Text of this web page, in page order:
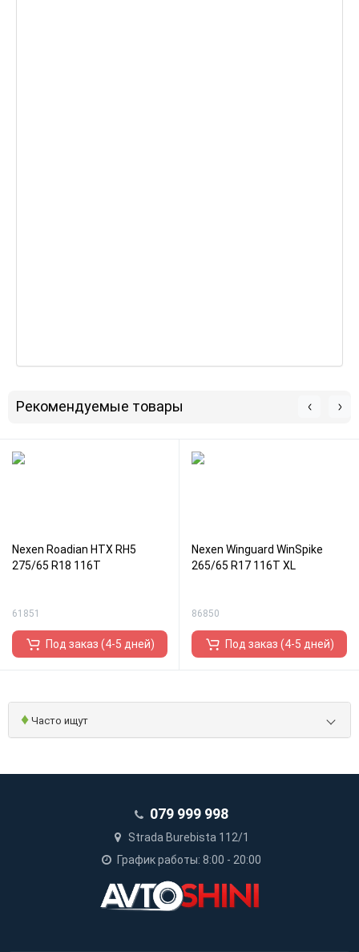
Рекомендуемые товары
Nexen Roadian HTX RH5
275/65 R18 116T
61851
Под заказ (4-5 дней)
Nexen Winguard WinSpike
265/65 R17 116T XL
86850
Под заказ (4-5 дней)
♦ Часто ищут
079 999 998
Strada Burebista 112/1
График работы: 8:00 - 20:00